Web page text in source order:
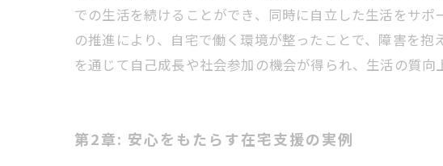
での生活を続けることができ、同時に自立した生活をサ
の推進により、自宅で働く環境が整ったことで、障害を
を通じて自己成長や社会参加の機会が得られ、生活の質向
第2章: 安心をもたらす在宅支援の実例